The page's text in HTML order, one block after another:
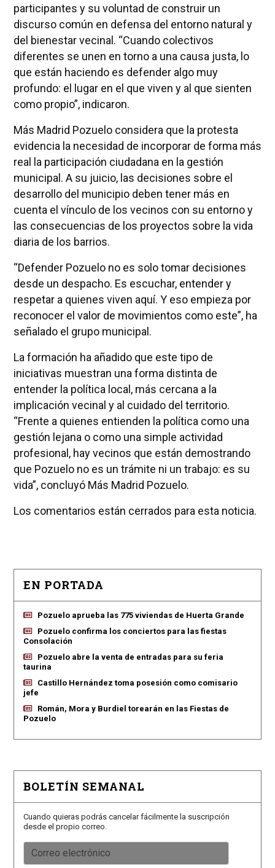
participantes y su voluntad de construir un
discurso común en defensa del entorno natural y
del bienestar vecinal. “Cuando colectivos
diferentes se unen en torno a una causa justa, lo
que están haciendo es defender algo muy
profundo: el lugar en el que viven y al que sienten
como propio”, indicaron.
Más Madrid Pozuelo considera que la protesta
evidencia la necesidad de incorporar de forma más
real la participación ciudadana en la gestión
municipal. A su juicio, las decisiones sobre el
desarrollo del municipio deben tener más en
cuenta el vínculo de los vecinos con su entorno y
las consecuencias de los proyectos sobre la vida
diaria de los barrios.
“Defender Pozuelo no es solo tomar decisiones
desde un despacho. Es escuchar, entender y
respetar a quienes viven aquí. Y eso empieza por
reconocer el valor de movimientos como este”, ha
señalado el grupo municipal.
La formación ha añadido que este tipo de
iniciativas muestran una forma distinta de
entender la política local, más cercana a la
implicación vecinal y al cuidado del territorio.
“Frente a quienes entienden la política como una
gestión lejana o como una simple actividad
profesional, hay vecinos que están demostrando
que Pozuelo no es un trámite ni un trabajo: es su
vida”, concluyó Más Madrid Pozuelo.
Los comentarios están cerrados para esta noticia.
EN PORTADA
Pozuelo aprueba las 775 viviendas de Huerta Grande
Pozuelo confirma los conciertos para las fiestas
Consolación
Pozuelo abre la venta de entradas para su feria
taurina
Castillo Hernández toma posesión como comisario
jefe
Román, Mora y Burdiel torearán en las Fiestas de
Pozuelo
BOLETÍN SEMANAL
Cuando quieras podrás cancelar fácilmente la suscripción
desde el propio correo.